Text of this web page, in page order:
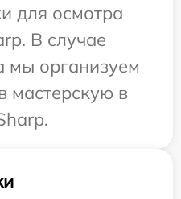
для осмотра
В случае
мы организуем
мастерскую в